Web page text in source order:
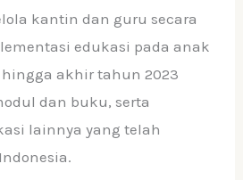
kantin dan guru secara
edukasi pada anak
akhir tahun 2023
dan buku, serta
lainnya yang telah